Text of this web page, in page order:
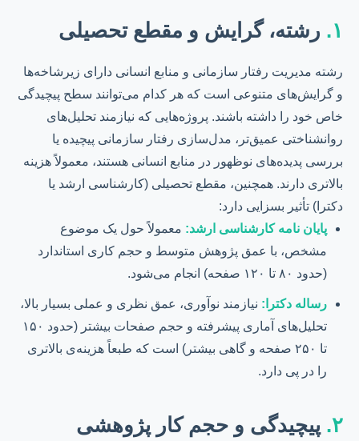
۱. رشته، گرایش و مقطع تحصیلی
رشته مدیریت رفتار سازمانی و منابع انسانی دارای زیرشاخه‌ها
و گرایش‌های متنوعی است که هر کدام می‌توانند سطح پیچیدگی
خاص خود را داشته باشند. پروژه‌هایی که نیازمند تحلیل‌های
روانشناختی عمیق‌تر، مدل‌سازی رفتار سازمانی پیچیده یا
بررسی پدیده‌های نوظهور در منابع انسانی هستند، معمولاً هزینه
بالاتری دارند. همچنین، مقطع تحصیلی (کارشناسی ارشد یا
دکترا) تأثیر بسزایی دارد:
پایان نامه کارشناسی ارشد: معمولاً حول یک موضوع
مشخص، با عمق پژوهش متوسط و حجم کاری استاندارد
(حدود ۸۰ تا ۱۲۰ صفحه) انجام می‌شود.
رساله دکترا: نیازمند نوآوری، عمق نظری و عملی بسیار بالا،
تحلیل‌های آماری پیشرفته و حجم صفحات بیشتر (حدود ۱۵۰
تا ۲۵۰ صفحه و گاهی بیشتر) است که طبعاً هزینه‌ی بالاتری
را در پی دارد.
۲. پیچیدگی و حجم کار پژوهشی